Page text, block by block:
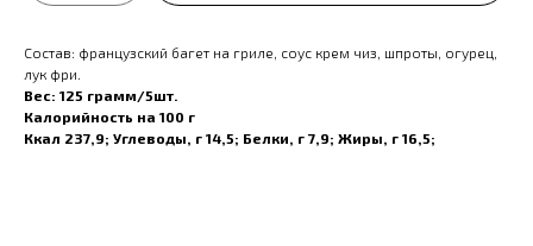
Состав: французский багет на гриле, соус крем чиз, шпроты, огурец,
лук фри.
Вес: 125 грамм/5шт.
Калорийность на 100 г
Ккал 237,9; Углеводы, г 14,5; Белки, г 7,9; Жиры, г 16,5;